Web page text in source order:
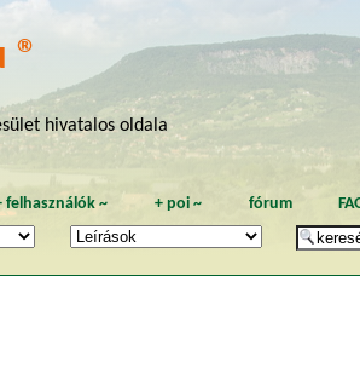
®
hivatalos oldala
felhasználók ~ + poi~ fórum